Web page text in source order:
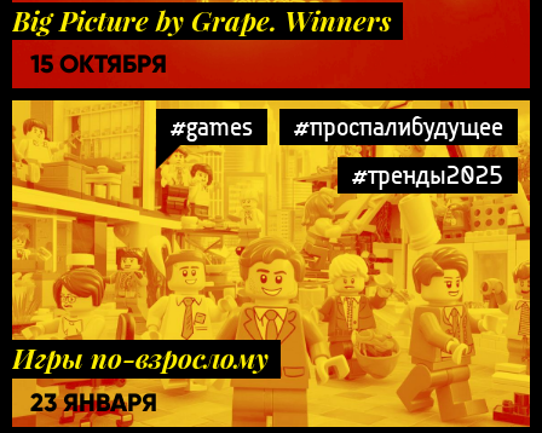
Big Picture by Grape. Winners
15 ОКТЯБРЯ
#games
#проспалибудущее
#тренды2025
Игры по-взрослому
23 ЯНВАРЯ